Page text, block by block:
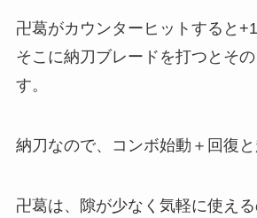
卍葛がカウンターヒットすると
そこに納刀ブレードを打つとそ
す。
納刀なので、コンボ始動＋回復と
卍葛は、隙が少なく気軽に使え